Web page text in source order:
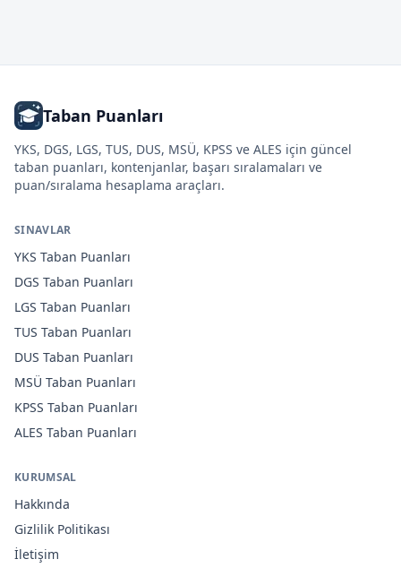
Taban Puanları
YKS, DGS, LGS, TUS, DUS, MSÜ, KPSS ve ALES için güncel
taban puanları, kontenjanlar, başarı sıralamaları ve
puan/sıralama hesaplama araçları.
SINAVLAR
YKS Taban Puanları
DGS Taban Puanları
LGS Taban Puanları
TUS Taban Puanları
DUS Taban Puanları
MSÜ Taban Puanları
KPSS Taban Puanları
ALES Taban Puanları
KURUMSAL
Hakkında
Gizlilik Politikası
İletişim